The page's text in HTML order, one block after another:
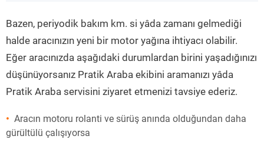
Bazen, periyodik bakım km. si yâda zamanı gelmediği
halde aracınızın yeni bir motor yağına ihtiyacı olabilir.
Eğer aracınızda aşağıdaki durumlardan birini yaşadığınızı
düşünüyorsanız Pratik Araba ekibini aramanızı yâda
Pratik Araba servisini ziyaret etmenizi tavsiye ederiz.
Aracın motoru rolanti ve sürüş anında olduğundan daha
gürültülü çalışıyorsa